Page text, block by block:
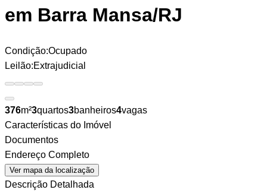
em Barra Mansa/RJ
Condição:Ocupado
Leilão:Extrajudicial
376m²3quartos3banheiros4vagas
Características do Imóvel
Documentos
Endereço Completo
Ver mapa da localização
Descrição Detalhada